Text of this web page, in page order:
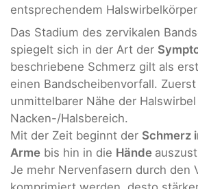
entsprechendem
Das Stadium des zervikalen
spiegelt sich in der Art der
beschriebene Schmerz gilt als
einen Bandscheibenvorfall.
unmittelbarer Nähe der
Nacken-/Halsbereich.
Mit der Zeit beginnt der Schmerz
Arme bis hin in die Hände
Je mehr Nervenfasern durch den